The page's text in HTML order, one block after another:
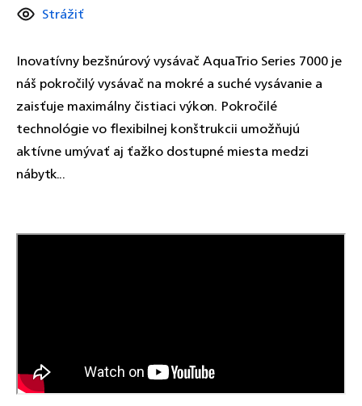
Inovatívny bezšnúrový vysávač AquaTrio Series 7000 je
náš pokročilý vysávač na mokré a suché vysávanie a
zaisťuje maximálny čistiaci výkon. Pokročilé
technológie vo flexibilnej konštrukcii umožňujú
aktívne umývať aj ťažko dostupné miesta medzi
nábytk...
Strážiť